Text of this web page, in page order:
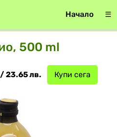
Начало ☰
500 ml
Купи сега
23.65 лв.